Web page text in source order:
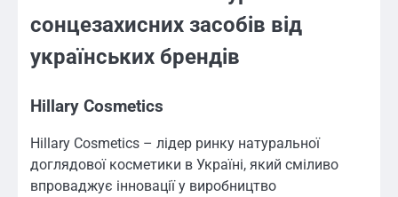
сонцезахисних засобів від
українських брендів
Hillary Cosmetics
Hillary Cosmetics – лідер ринку натуральної
доглядової косметики в Україні, який сміливо
впроваджує інновації у виробництво